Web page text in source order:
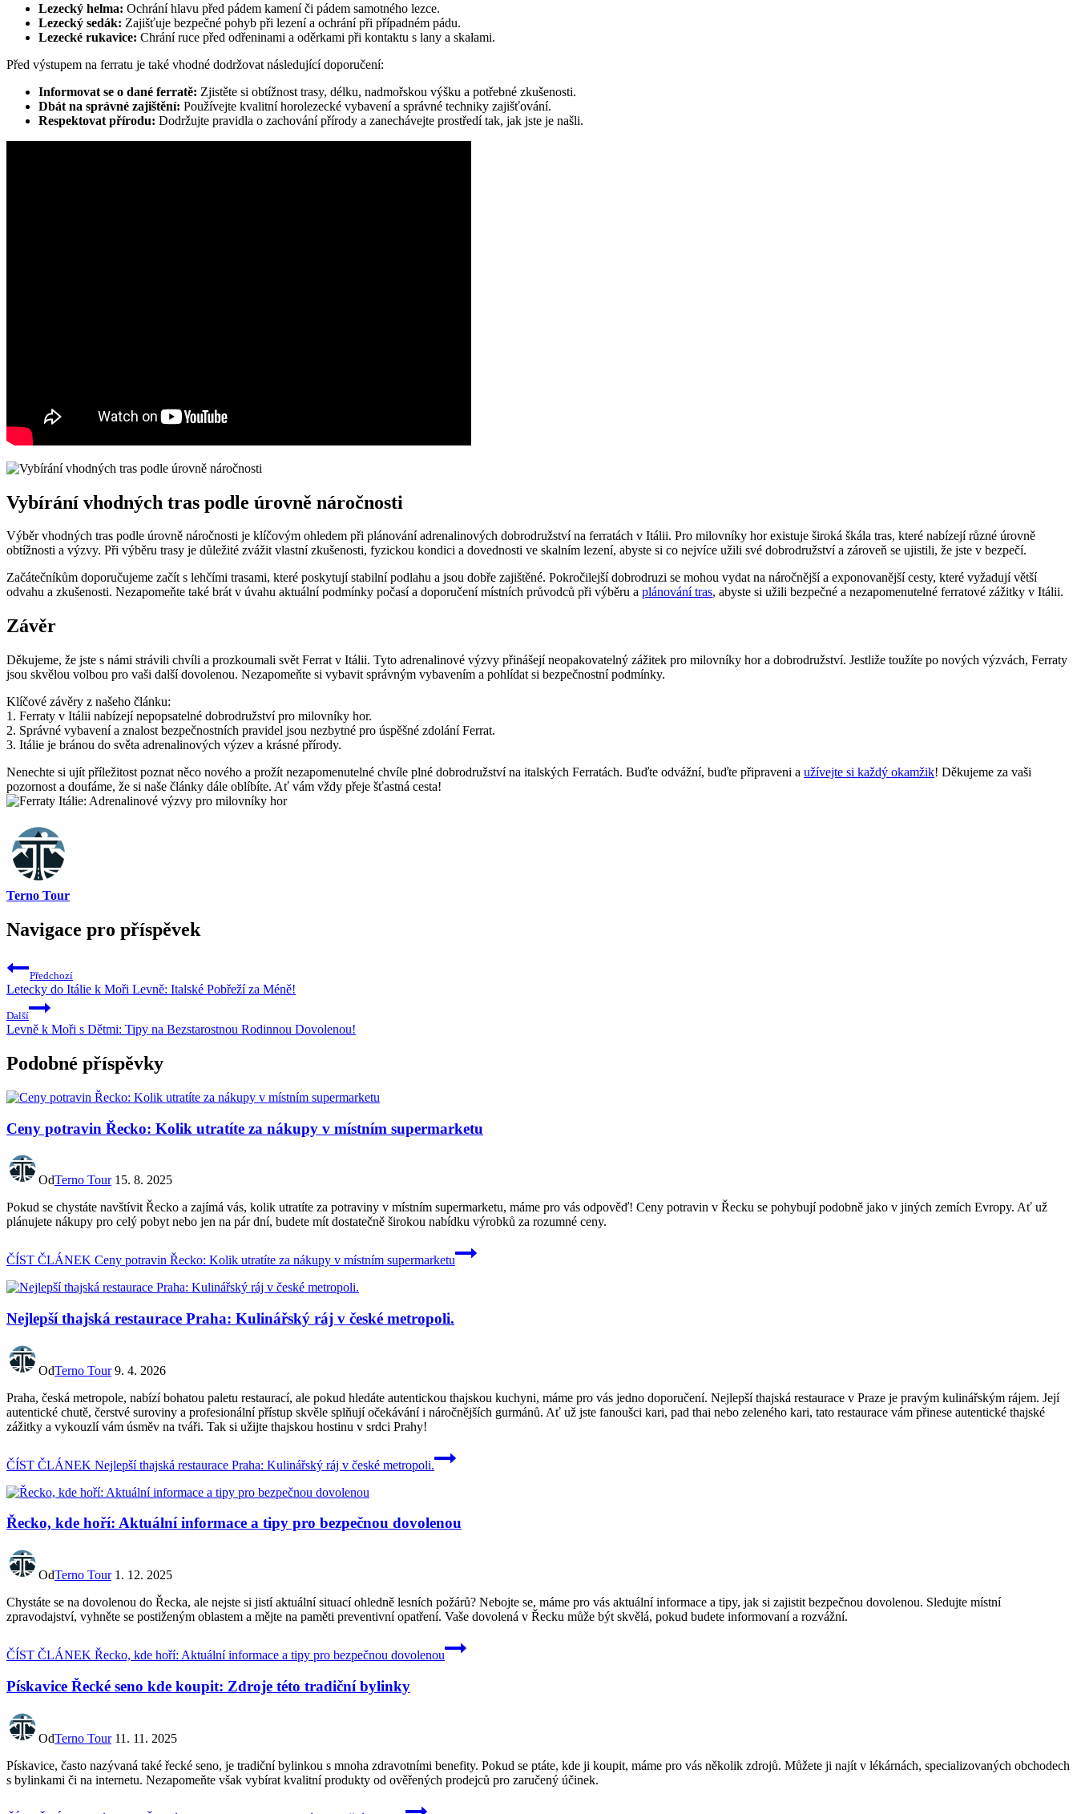
Lezecký helma: Ochrání hlavu před pádem kamení či pádem samotného lezce.
Lezecký sedák: Zajišťuje bezpečné pohyb při lezení a ochrání při případném pádu.
Lezecké rukavice: Chrání ruce před odřeninami a oděrkami při kontaktu s lany a skalami.
Před výstupem na ferratu je také vhodné dodržovat následující doporučení:
Informovat se o dané ferratě: Zjistěte si obtížnost trasy, délku, nadmořskou výšku a potřebné zkušenosti.
Dbát na správné zajištění: Používejte kvalitní horolezecké vybavení a správné techniky zajišťování.
Respektovat přírodu: Dodržujte pravidla o zachování přírody a zanechávejte prostředí tak, jak jste je našli.
Vybírání vhodných tras podle úrovně náročnosti
Výběr vhodných tras podle úrovně náročnosti je klíčovým ohledem při plánování adrenalinových dobrodružství na ferratách v Itálii. Pro milovníky hor existuje široká škála tras, které nabízejí různé úrovně
obtížnosti a výzvy. Při výběru trasy je důležité zvážit vlastní zkušenosti, fyzickou kondici a dovednosti ve skalním lezení, abyste si co nejvíce užili své dobrodružství a zároveň se ujistili, že jste v bezpečí.
Začátečníkům doporučujeme začít s lehčími trasami, které poskytují stabilní podlahu a jsou dobře zajištěné. Pokročilejší dobrodruzi se mohou vydat na náročnější a exponovanější cesty, které vyžadují větší
odvahu a zkušenosti. Nezapomeňte také brát v úvahu aktuální podmínky počasí a doporučení místních průvodců při výběru a plánování tras, abyste si užili bezpečné a nezapomenutelné ferratové zážitky v Itálii.
Závěr
Děkujeme, že jste s námi strávili chvíli a prozkoumali svět Ferrat v Itálii. Tyto adrenalinové výzvy přinášejí neopakovatelný zážitek pro milovníky hor a dobrodružství. Jestliže toužíte po nových výzvách, Ferraty
jsou skvělou volbou pro vaši další dovolenou. Nezapomeňte si vybavit správným vybavením a pohlídat si bezpečnostní podmínky.
Klíčové závěry z našeho článku:
1. Ferraty v Itálii nabízejí nepopsatelné dobrodružství pro milovníky hor.
2. Správné vybavení a znalost bezpečnostních pravidel jsou nezbytné pro úspěšné zdolání Ferrat.
3. Itálie je bránou do světa adrenalinových výzev a krásné přírody.
Nenechte si ujít příležitost poznat něco nového a prožít nezapomenutelné chvíle plné dobrodružství na italských Ferratách. Buďte odvážní, buďte připraveni a užívejte si každý okamžik! Děkujeme za vaši
pozornost a doufáme, že si naše články dále oblíbíte. Ať vám vždy přeje šťastná cesta!
Terno Tour
Navigace pro příspěvek
Předchozí
Letecky do Itálie k Moři Levně: Italské Pobřeží za Méně!
Další
Levně k Moři s Dětmi: Tipy na Bezstarostnou Rodinnou Dovolenou!
Podobné příspěvky
Ceny potravin Řecko: Kolik utratíte za nákupy v místním supermarketu
OdTerno Tour 15. 8. 2025
Pokud se chystáte navštívit Řecko a zajímá vás, kolik utratíte za potraviny v místním supermarketu, máme pro vás odpověď! Ceny potravin v Řecku se pohybují podobně jako v jiných zemích Evropy. Ať už
plánujete nákupy pro celý pobyt nebo jen na pár dní, budete mít dostatečně širokou nabídku výrobků za rozumné ceny.
ČÍST ČLÁNEK Ceny potravin Řecko: Kolik utratíte za nákupy v místním supermarketu
Nejlepší thajská restaurace Praha: Kulinářský ráj v české metropoli.
OdTerno Tour 9. 4. 2026
Praha, česká metropole, nabízí bohatou paletu restaurací, ale pokud hledáte autentickou thajskou kuchyni, máme pro vás jedno doporučení. Nejlepší thajská restaurace v Praze je pravým kulinářským rájem. Její
autentické chutě, čerstvé suroviny a profesionální přístup skvěle splňují očekávání i náročnějších gurmánů. Ať už jste fanoušci kari, pad thai nebo zeleného kari, tato restaurace vám přinese autentické thajské
zážitky a vykouzlí vám úsměv na tváři. Tak si užijte thajskou hostinu v srdci Prahy!
ČÍST ČLÁNEK Nejlepší thajská restaurace Praha: Kulinářský ráj v české metropoli.
Řecko, kde hoří: Aktuální informace a tipy pro bezpečnou dovolenou
OdTerno Tour 1. 12. 2025
Chystáte se na dovolenou do Řecka, ale nejste si jistí aktuální situací ohledně lesních požárů? Nebojte se, máme pro vás aktuální informace a tipy, jak si zajistit bezpečnou dovolenou. Sledujte místní
zpravodajství, vyhněte se postiženým oblastem a mějte na paměti preventivní opatření. Vaše dovolená v Řecku může být skvělá, pokud budete informovaní a rozvážní.
ČÍST ČLÁNEK Řecko, kde hoří: Aktuální informace a tipy pro bezpečnou dovolenou
Pískavice Řecké seno kde koupit: Zdroje této tradiční bylinky
OdTerno Tour 11. 11. 2025
Pískavice, často nazývaná také řecké seno, je tradiční bylinkou s mnoha zdravotními benefity. Pokud se ptáte, kde ji koupit, máme pro vás několik zdrojů. Můžete ji najít v lékárnách, specializovaných obchodech
s bylinkami či na internetu. Nezapomeňte však vybírat kvalitní produkty od ověřených prodejců pro zaručený účinek.